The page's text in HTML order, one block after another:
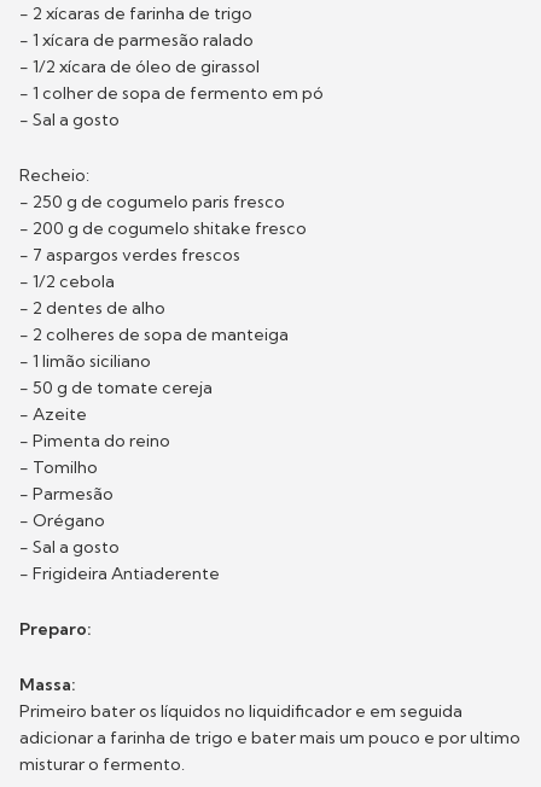
- 2 xícaras de farinha de trigo
- 1 xícara de parmesão ralado
- 1/2 xícara de óleo de girassol
- 1 colher de sopa de fermento em pó
- Sal a gosto
Recheio:
- 250 g de cogumelo paris fresco
- 200 g de cogumelo shitake fresco
- 7 aspargos verdes frescos
- 1/2 cebola
- 2 dentes de alho
- 2 colheres de sopa de manteiga
- 1 limão siciliano
- 50 g de tomate cereja
- Azeite
- Pimenta do reino
- Tomilho
- Parmesão
- Orégano
- Sal a gosto
- Frigideira Antiaderente
Preparo:
Massa:
Primeiro bater os líquidos no liquidificador e em seguida
adicionar a farinha de trigo e bater mais um pouco e por ultimo
misturar o fermento.